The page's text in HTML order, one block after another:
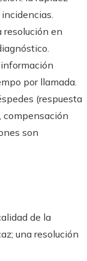
resolución en
por llamada.
(respuesta
compensación
son
de la
una resolución